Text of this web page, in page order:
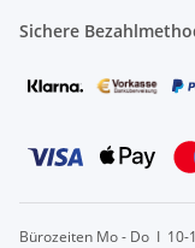
Sichere
Bürozeiten Mo - Do I 10-